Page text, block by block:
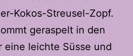
Kokos-Streusel-Zopf.
geraspelt in den
eine leichte Süsse und